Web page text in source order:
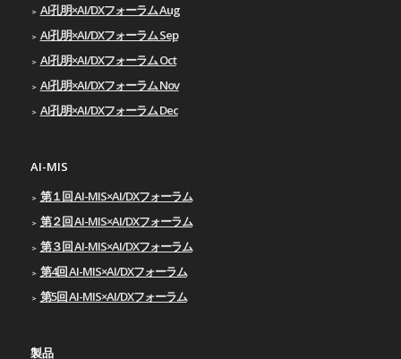
AI孔明×AI/DXフォーラム Aug
AI孔明×AI/DXフォーラム Sep
AI孔明×AI/DXフォーラム Oct
AI孔明×AI/DXフォーラム Nov
AI孔明×AI/DXフォーラム Dec
AI-MIS
第１回 AI-MIS×AI/DXフォーラム
第２回 AI-MIS×AI/DXフォーラム
第３回 AI-MIS×AI/DXフォーラム
第4回 AI-MIS×AI/DXフォーラム
第5回 AI-MIS×AI/DXフォーラム
製品